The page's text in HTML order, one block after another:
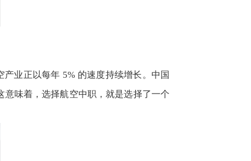
业正以每年 5% 的速度持续增长。中国
意味着，选择航空中职，就是选择了一个